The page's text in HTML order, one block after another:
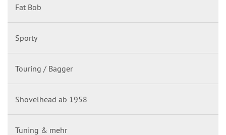
Fat Bob
Sporty
Touring / Bagger
Shovelhead ab 1958
Tuning & mehr